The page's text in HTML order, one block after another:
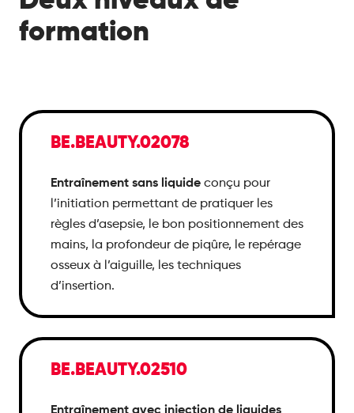
formation
BE.BEAUTY.02078
Entraînement sans liquide conçu pour
l’initiation permettant de pratiquer les
règles d’asepsie, le bon positionnement des
mains, la profondeur de piqûre, le repérage
osseux à l’aiguille, les techniques
d’insertion.
BE.BEAUTY.02510
Entraînement avec injection de liquides